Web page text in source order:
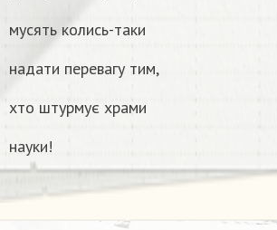
мусять колись-таки
надати перевагу тим,
хто штурмує храми
науки!